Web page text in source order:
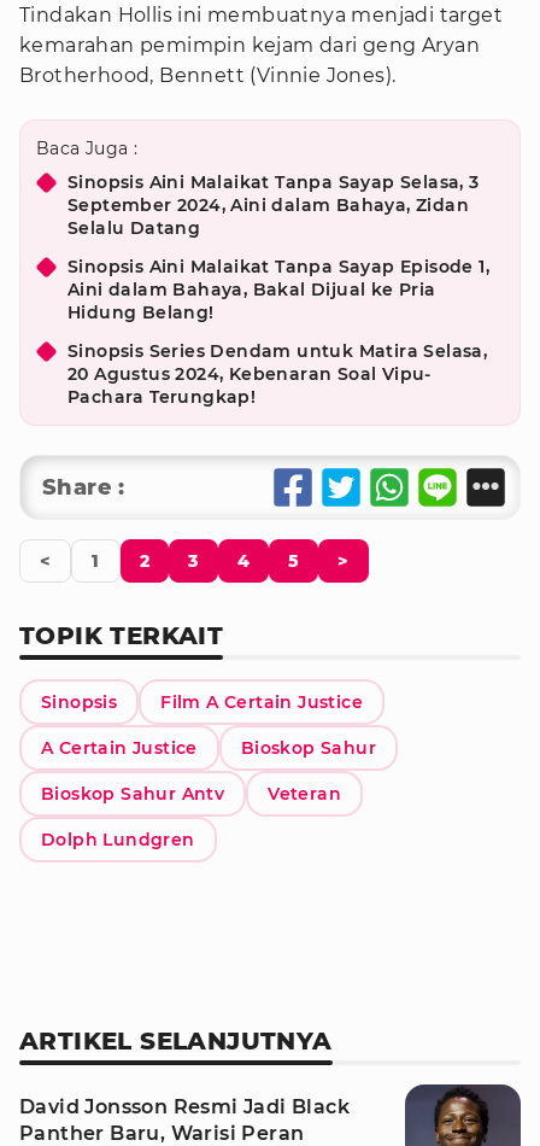
Tindakan Hollis ini membuatnya menjadi target
kemarahan pemimpin kejam dari geng Aryan
Brotherhood, Bennett (Vinnie Jones).
Baca Juga :
Sinopsis Aini Malaikat Tanpa Sayap Selasa, 3
September 2024, Aini dalam Bahaya, Zidan
Selalu Datang
Sinopsis Aini Malaikat Tanpa Sayap Episode 1,
Aini dalam Bahaya, Bakal Dijual ke Pria
Hidung Belang!
Sinopsis Series Dendam untuk Matira Selasa,
20 Agustus 2024, Kebenaran Soal Vipu-
Pachara Terungkap!
Share :
< 1 2 3 4 5 >
TOPIK TERKAIT
Sinopsis Film A Certain Justice
A Certain Justice Bioskop Sahur
Bioskop Sahur Antv Veteran
Dolph Lundgren
ARTIKEL SELANJUTNYA
David Jonsson Resmi Jadi Black
Panther Baru, Warisi Peran